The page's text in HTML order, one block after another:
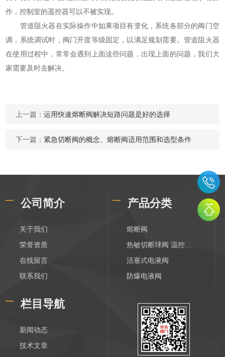
作，控制室的遥控器可以不被实现。
管道阻火器在实际操作中如果项目有变化，系统各部分的阀门空
调，系统调试时，阀门开度等级固定，以满足规划需要。管道阻火器
在使用过程中，常常会遇到上面这些问题，出现上面的问题，我们大
家需要及时去解决。
上一篇：运用快速熔断阀解决短路问题是好的选择
下一篇： 紧急切断阀的概念、熔断阀适用范围和选型条件
公司简介
关于我们
荣誉资质
在线留言
联系我们
产品分类
熔断阀
热敏切断球阀 温控切断阀
活塞式电液阀
防爆电液阀
装车数字控制阀
不锈钢活塞式电液阀
V788活塞式电液阀
膜片式电液阀
栏目导航
新闻动态
技术文章